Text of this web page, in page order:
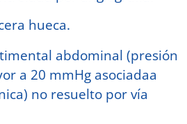
hueca.
abdominal (presión
a 20 mmHg asociadaa
no resuelto por vía